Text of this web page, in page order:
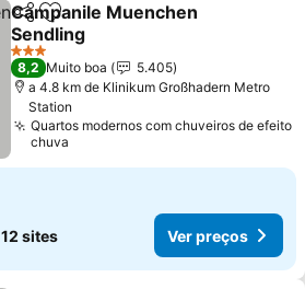
PartilharAdicionar aos favoritos
Campanile Muenchen
Sendling
Ver preços
3 Estrelas
8,2 Muito boa
5.405
a 4.8 km de Klinikum Großhadern Metro
Station
Quartos modernos com chuveiros de efeito
chuva
12 sites Ver preços